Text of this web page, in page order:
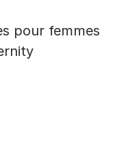
pour femmes